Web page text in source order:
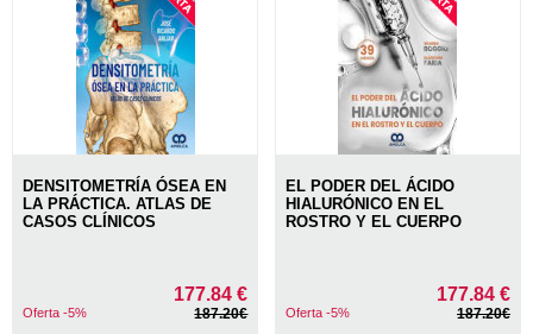
DENSITOMETRÍA ÓSEA EN
LA PRÁCTICA. ATLAS DE
CASOS CLÍNICOS
177.84 €
Oferta -5% 187.20€
EL PODER DEL ÁCIDO
HIALURÓNICO EN EL
ROSTRO Y EL CUERPO
177.84 €
Oferta -5% 187.20€